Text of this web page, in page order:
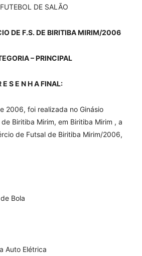
DE SALÃO
DE F.S. DE BIRITIBA MIRIM/2006
– PRINCIPAL
E S E N H A FINAL:
2006, foi realizada no Ginásio
Biritiba Mirim, em Biritiba Mirim , a
de Futsal de Biritiba Mirim/2006,
Bola
Auto Elétrica